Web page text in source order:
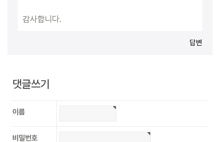
감사합니다.
답변
댓글쓰기
이름
비밀번호